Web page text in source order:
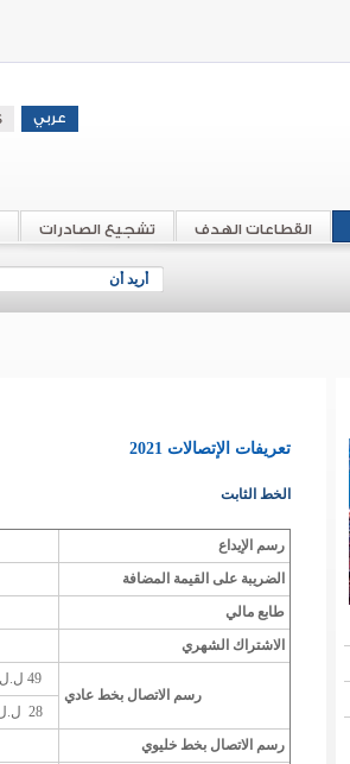
تشجيع الصادرات القطاعات الهدف
أريد أن
تعريفات الإتصالات 2021
الخط الثابت
رسم الإيداع
الضريبة على القيمة المضافة
طابع مالي
الاشتراك الشهري
رسم الاتصال بخط عادي
49 ل.ل. / دقيقة (07:00 – 21:00)
28 ل.ل. / دقيقة (21:00 – 07:00)
رسم الاتصال بخط خليوي